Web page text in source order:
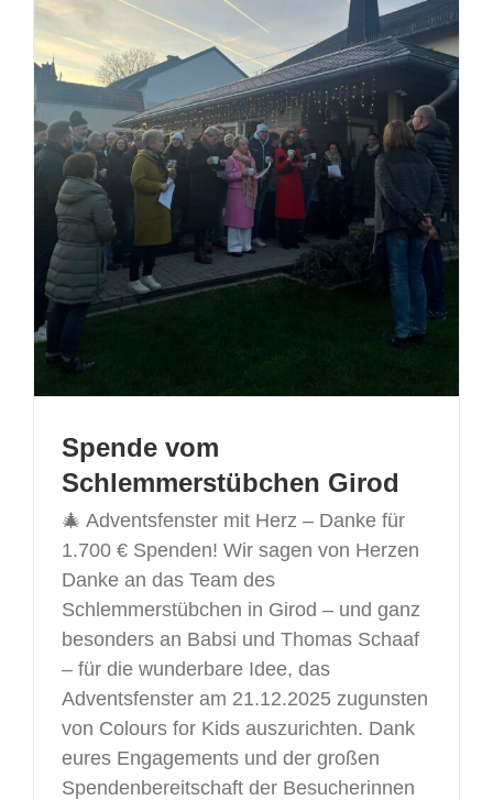
Spende vom
Schlemmerstübchen Girod
🎄 Adventsfenster mit Herz – Danke für
1.700 € Spenden! Wir sagen von Herzen
Danke an das Team des
Schlemmerstübchen in Girod – und ganz
besonders an Babsi und Thomas Schaaf
– für die wunderbare Idee, das
Adventsfenster am 21.12.2025 zugunsten
von Colours for Kids auszurichten. Dank
eures Engagements und der großen
Spendenbereitschaft der Besucherinnen